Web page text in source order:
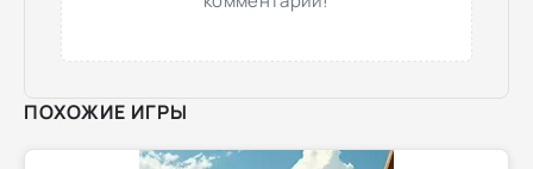
ПОХОЖИЕ ИГРЫ